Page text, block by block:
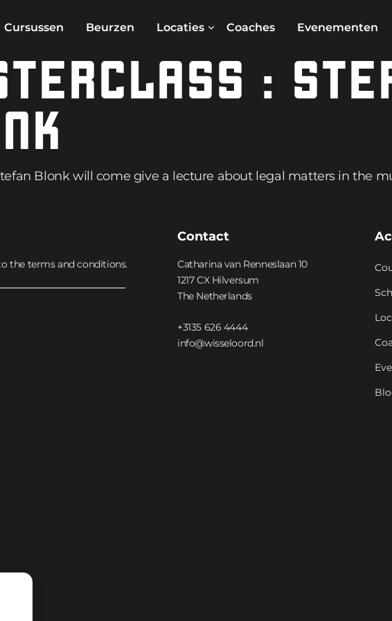
Cursussen Beurzen Locaties Coaches Evenementen
:
Blonk will come give a lecture about legal matters in the
the terms and conditions.
Contact
Catharina van Renneslaan 10
1217 CX Hilversum
The Netherlands
+3135 626 4444
info@wisseloord.nl